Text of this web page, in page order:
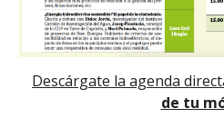
Descárgate la agenda
de tu